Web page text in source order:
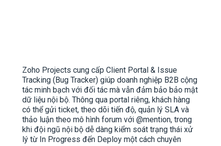
Zoho Projects cung cấp Client Portal & Issue
Tracking (Bug Tracker) giúp doanh nghiệp B2B cộng
tác minh bạch với đối tác mà vẫn đảm bảo bảo mật
dữ liệu nội bộ. Thông qua portal riêng, khách hàng
có thể gửi ticket, theo dõi tiến độ, quản lý SLA và
thảo luận theo mô hình forum với @mention, trong
khi đội ngũ nội bộ dễ dàng kiểm soát trạng thái xử
lý từ In Progress đến Deploy một cách chuyên